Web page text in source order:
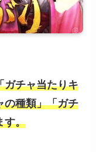
ガチャ当たりキ
の種類」「ガチ
す。